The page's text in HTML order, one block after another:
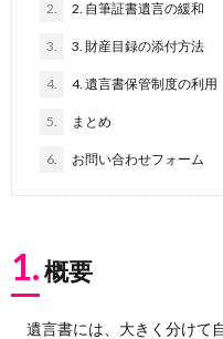
2. 2. 自筆証書遺言の緩和
3. 3. 財産目録の添付方法
4. 4. 遺言書保管制度の利用
5. まとめ
6. お問い合わせフォーム
1.概要
遺言書には、大きく分けて